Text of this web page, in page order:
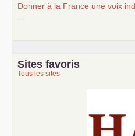
Donner à la France une voix
Sites favoris
Tous les sites